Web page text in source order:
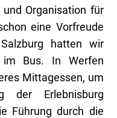
Organisation für
eine Vorfreude
hatten wir
Bus. In Werfen
Mittagessen, um
der Erlebnisburg
Führung durch die